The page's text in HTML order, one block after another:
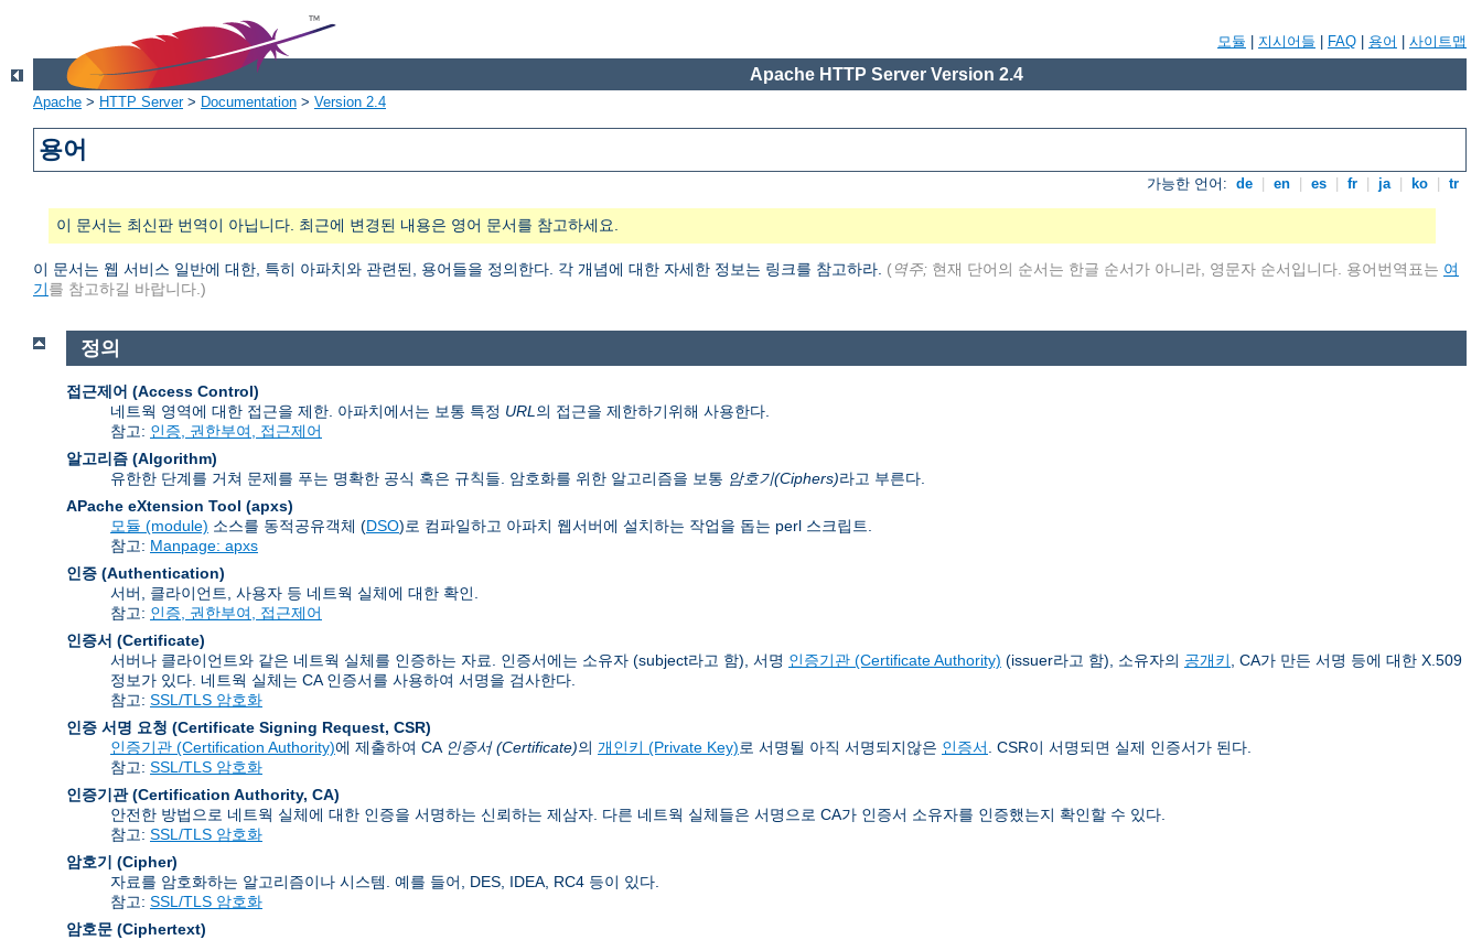
모듈 지시어들 FAQ 용어 사이트맵
Apache HTTP Server Version 2.4
Apache > HTTP Server> Documentation > Version 2.4
용어
가능한 언어: de en es fr ja ko tr
이 문서는 최신판 번역이 아닙니다. 최근에 변경된 내용은 영어 문서를 참고하세요.
이 문서는 웹 서비스 일반에 대한, 특히 아파치와 관련된, 용어들을 정의한다. 각 개념에 대한 자세한 정보는 링크를 참고하라. (역주; 현재 단어의 순서는 한글 순서가 아니라, 영문자 순서입니다. 용어번역표는 여
기를 참고하길 바랍니다.)
정의
접근제어 (Access Control)
네트웍 영역에 대한 접근을 제한. 아파치에서는 보통 특정 URL 의 접근을 제한하기위해 사용한다.
참고: 인증, 권한부여, 접근제어
알고리즘 (Algorithm)
유한한 단계를 거쳐 문제를 푸는 명확한 공식 혹은 규칙들. 암호화를 위한 알고리즘을 보통 암호기(Ciphers)라고 부른다.
APache eXtension Tool (apxs)
모듈 (module) 소스를 동적공유객체 (DSO)로 컴파일하고 아파치 웹서버에 설치하는 작업을 돕는 perl 스크립트.
참고: Manpage: apxs
인증 (Authentication)
서버, 클라이언트, 사용자 등 네트웍 실체에 대한 확인.
참고: 인증, 권한부여, 접근제어
인증서 (Certificate)
서버나 클라이언트와 같은 네트웍 실체를 인증하는 자료. 인증서에는 소유자 (subject라고 함), 서명 인증기관 (Certificate Authority) (issuer라고 함), 소유자의 공개키
, CA가 만든 서명 등에 대한 X.509
정보가 있다. 네트웍 실체는 CA 인증서를 사용하여 서명을 검사한다.
참고: SSL/TLS 암호화
인증 서명 요청 (Certificate Signing Request, CSR)
인증기관 (Certification Authority)에 제출하여 CA 인증서 (Certificate)의 개인키 (Private Key)로 서명될 아직 서명되지않은 인증서
. CSR이 서명되면 실제 인증서가 된다.
참고: SSL/TLS 암호화
인증기관 (Certification Authority, CA)
안전한 방법으로 네트웍 실체에 대한 인증을 서명하는 신뢰하는 제삼자. 다른 네트웍 실체들은 서명으로 CA가 인증서 소유자를 인증했는지 확인할 수 있다.
참고: SSL/TLS 암호화
암호기 (Cipher)
자료를 암호화하는 알고리즘이나 시스템. 예를 들어, DES, IDEA, RC4 등이 있다.
참고: SSL/TLS 암호화
암호문 (Ciphertext)